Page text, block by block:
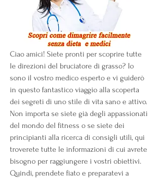
Ciao amici! Siete pronti per scoprire tutte
le direzioni del bruciatore di grasso? Io
sono il vostro medico esperto e vi guiderò
in questo fantastico viaggio alla scoperta
dei segreti di uno stile di vita sano e attivo.
Non importa se siete già degli appassionati
del mondo del fitness o se siete dei
principianti alla ricerca di consigli utili, qui
troverete tutte le informazioni di cui avrete
bisogno per raggiungere i vostri obiettivi.
Quindi, prendete fiato e preparatevi a